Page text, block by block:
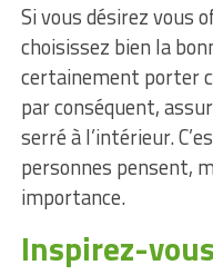
Si vous désirez vous
choisissez bien la
certainement porter
par conséquent,
serré à l’intérieur.
personnes pensent,
importance.
Inspirez-